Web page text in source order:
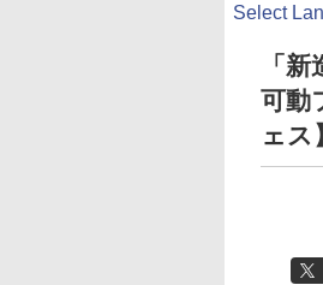
Select
「
可動
ェス